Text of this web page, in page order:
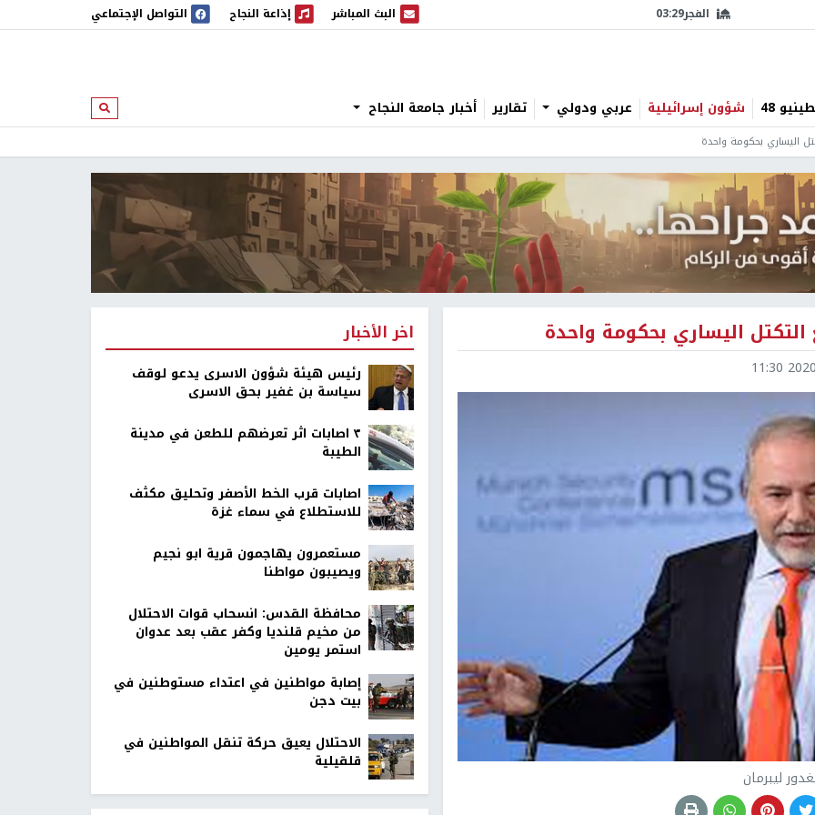
الفجر03:29 البث المباشر
البث المباشر إذاعة النجاح
إذاعة النجاح التواصل الإجتماعي
48 شؤون إسرائيلية عربي ودولي تقارير أخبار جامعة النجاح ابحث
اليساري بحكومة واحدة
اليساري بحكومة واحدة
2020-
ليبرمان
اخر الأخبار
رئيس هيئة شؤون الاسرى يدعو لوقف
سياسة بن غفير بحق الاسرى
٣ اصابات اثر تعرضهم للطعن في مدينة
الطيبة
اصابات قرب الخط الأصفر وتحليق مكثف
للاستطلاع في سماء غزة
مستعمرون يهاجمون قرية ابو نجيم
ويصيبون مواطنا
محافظة القدس: انسحاب قوات الاحتلال
من مخيم قلنديا وكفر عقب بعد عدوان
استمر يومين
إصابة مواطنين في اعتداء مستوطنين في
بيت دجن
الاحتلال يعيق حركة تنقل المواطنين في
قلقيلية